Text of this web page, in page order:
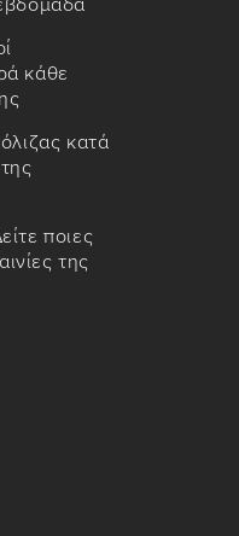
κάθε
κατά
ποιες
της